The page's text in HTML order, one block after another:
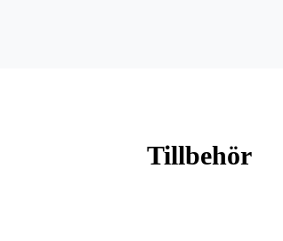
Tillbehör